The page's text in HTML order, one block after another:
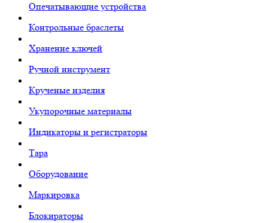
Опечатывающие устройства
Контрольные браслеты
Хранение ключей
Ручной инструмент
Крученые изделия
Укупорочные материалы
Индикаторы и регистраторы
Тара
Оборудование
Маркировка
Блокираторы